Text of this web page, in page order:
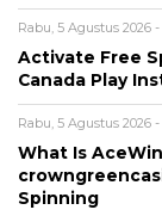
Rabu, 5 Agustus 2026 -
Activate Free
Canada Play
Rabu, 5 Agustus 2026 -
What Is
Spinning